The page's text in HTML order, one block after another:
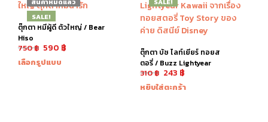
SALE!
ตุ๊กตา หมีผู้ดี ตัวใหญ่ / Bear
Hiso
750฿ 590 ฿
เลือกรูปแบบ
ตุ๊กตา บัซ ไลท์เยียร์ ทอยส
ตอรี่ / Buzz Lightyear
310฿ 243 ฿
หยิบใส่ตะกร้า